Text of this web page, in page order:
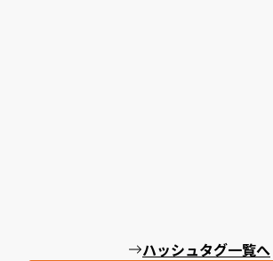
ハッシュタグ一覧へ